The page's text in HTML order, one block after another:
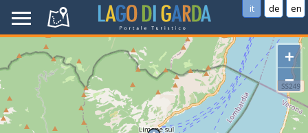
it de en
+
−